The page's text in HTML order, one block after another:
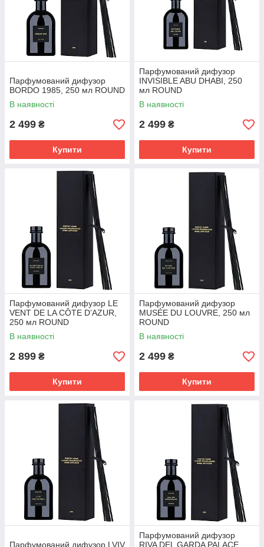
Парфумований дифузор
BORDO 1985, 250 мл ROUND
В наявності
2 499 ₴
Купити
Парфумований дифузор
INVISIBLE ABU DHABI, 250
мл ROUND
В наявності
2 499 ₴
Купити
Парфумований дифузор LE
VENT DE LA CÔTE D’AZUR,
250 мл ROUND
В наявності
2 899 ₴
Купити
Парфумований дифузор
MUSÉE DU LOUVRE, 250 мл
ROUND
В наявності
2 499 ₴
Купити
Парфумований дифузор LVIV
Парфумований дифузор
RIVA DEL GARDA PALACE,